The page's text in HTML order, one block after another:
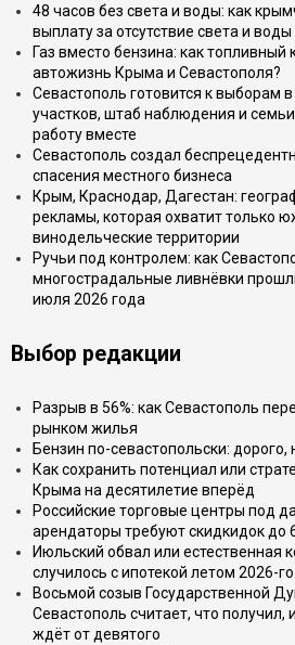
48 часов без света и воды: как
выплату за отсутствие света и
Газ вместо бензина: как топливный
автожизнь Крыма и Севастополя?
Севастополь готовится к выборам
участков, штаб наблюдения и
работу вместе
Севастополь создал
спасения местного бизнеса
Крым, Краснодар, Дагестан:
рекламы, которая охватит только
винодельческие территории
Ручьи под контролем: как
многострадальные ливнёвки
июля 2026 года
Выбор редакции
Разрыв в 56%: как Севастополь
рынком жилья
Бензин по-севастопольски:
Как сохранить потенциал или
Крыма на десятилетие вперёд
Российские торговые центры под
арендаторы требуют скидкидок до
Июльский обвал или естественная
случилось с ипотекой летом 2026-го
Восьмой созыв Государственной
Севастополь считает, что получил,
ждёт от девятого